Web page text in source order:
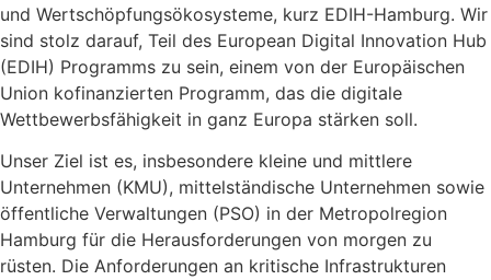
und Wertschöpfungsökosysteme, kurz EDIH-Hamburg. Wir
sind stolz darauf, Teil des European Digital Innovation Hub
(EDIH) Programms zu sein, einem von der Europäischen
Union kofinanzierten Programm, das die digitale
Wettbewerbsfähigkeit in ganz Europa stärken soll.
Unser Ziel ist es, insbesondere kleine und mittlere
Unternehmen (KMU), mittelständische Unternehmen sowie
öffentliche Verwaltungen (PSO) in der Metropolregion
Hamburg für die Herausforderungen von morgen zu
rüsten. Die Anforderungen an kritische Infrastrukturen